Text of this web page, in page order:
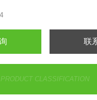
联
PRODUCT CLASSIFICATION